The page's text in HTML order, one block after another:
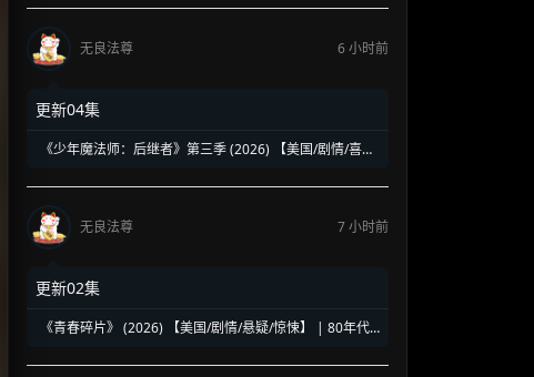
醒之路
无良法尊
6 小时前
更新04集
《少年魔法师：后继者》第三季 (2026) 【美国/剧情/喜剧/
拯救家族
无良法尊
7 小时前
更新02集
《青春碎片》 (2026) 【美国/剧情/悬疑/惊悚】 | 80年代